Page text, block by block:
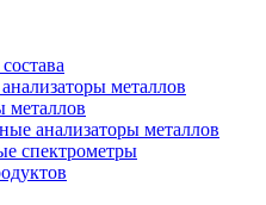
металлов
металлов
анализаторы металлов
спектрометры